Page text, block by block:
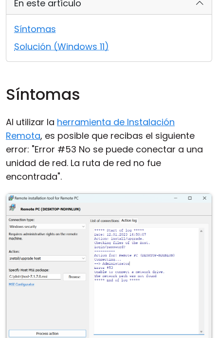
En este artículo
Síntomas
Solución (Windows 11)
Síntomas
Al utilizar la herramienta de Instalación
Remota, es posible que recibas el siguiente
error: "Error #53 No se puede conectar a una
unidad de red. La ruta de red no fue
encontrada".
Nube y local